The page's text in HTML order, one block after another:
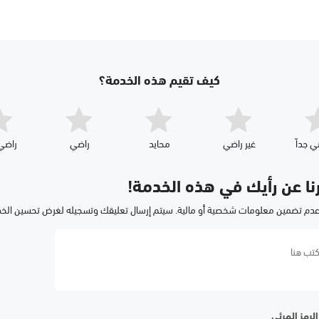
كيف تقيم هذه الخدمة؟
جداّ غير راضي محايد راضي
عن رأيك في هذه الخدمة!
تضمين معلومات شخصية أو مالية. سيتم إرسال تعليقك وتسجيله لغرض تحسين